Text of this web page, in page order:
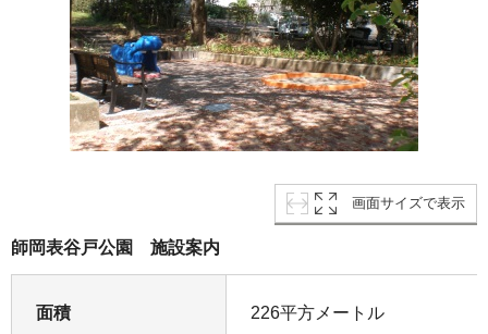
画面サイズで表示
師岡表谷戸公園 施設案内
面積 226平方メートル